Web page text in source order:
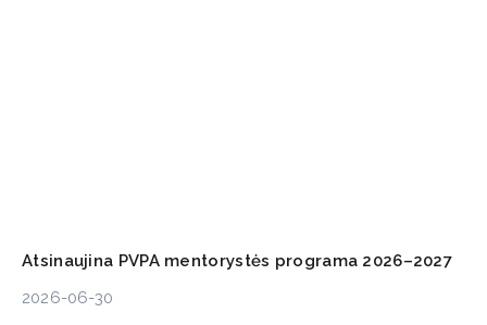
Atsinaujina PVPA mentorystės programa 2026–2027
2026-06-30